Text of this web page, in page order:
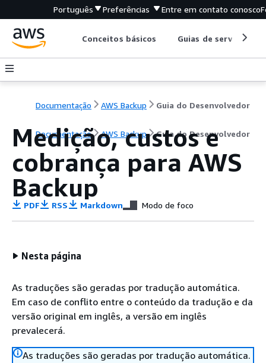
Português Preferências Entre em contato conosco
Conceitos básicos Guias de serviço
Documentação AWS Backup Guia do Desenvolvedor
Documentação AWS Backup Guia do Desenvolvedor
Medição, custos e
cobrança para AWS
Backup
PDF RSS Markdown Modo de foco
Nesta página
As traduções são geradas por tradução automática.
Em caso de conflito entre o conteúdo da tradução e da
versão original em inglês, a versão em inglês
prevalecerá.
As traduções são geradas por tradução automática.